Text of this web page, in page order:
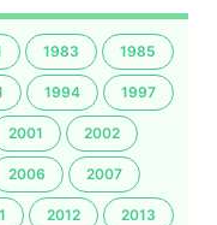
1983 1985
1994 1997
2001 2002
2006 2007
2012 2013